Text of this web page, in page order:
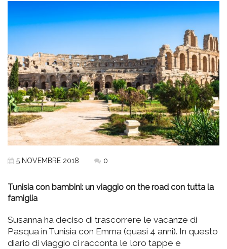
5 NOVEMBRE 2018 0
Tunisia con bambini: un viaggio on the road con tutta la
famiglia
Susanna ha deciso di trascorrere le vacanze di
Pasqua in Tunisia con Emma (quasi 4 anni). In questo
diario di viaggio ci racconta le loro tappe e